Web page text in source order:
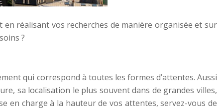
réalisant vos recherches de manière organisée et sur
?
qui correspond à toutes les formes d’attentes. Aussi
sa localisation le plus souvent dans de grandes villes,
en charge à la hauteur de vos attentes, servez-vous de